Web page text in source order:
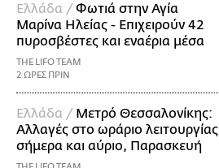
Ελλάδα /Φωτιά στην Αγία
Μαρίνα Ηλείας - Επιχειρούν 42
πυροσβέστες και εναέρια μέσα
THE LIFO TEAM
2 ΩΡΕΣ ΠΡΙΝ
Ελλάδα / Μετρό Θεσσαλονίκης:
Αλλαγές στο ωράριο λειτουργίας
σήμερα και αύριο, Παρασκευή